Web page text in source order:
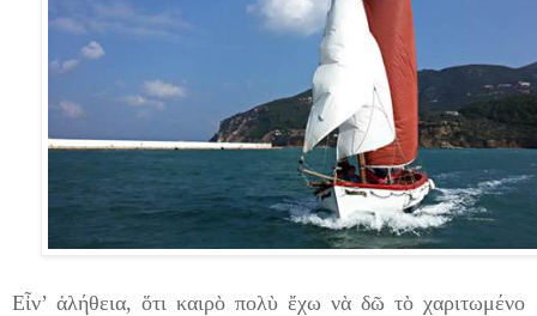
Εἶν’ ἀλήθεια, ὅτι καιρὸ πολὺ ἔχω νὰ δῶ τὸ χαριτωμένο